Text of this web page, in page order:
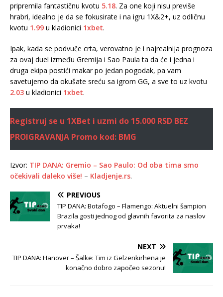
pripremila fantastičnu kvotu 5.18. Za one koji nisu previše
hrabri, idealno je da se fokusirate i na igru 1X&2+, uz odličnu
kvotu 1.99 u kladionici 1xbet.
Ipak, kada se podvuče crta, verovatno je i najrealnija prognoza
za ovaj duel između Gremija i Sao Paula ta da će i jedna i
druga ekipa postići makar po jedan pogodak, pa vam
savetujemo da okušate sreću sa igrom GG, a sve to uz kvotu
2.03 u kladionici 1xbet.
Registruj se u 1XBet i uzmi do 15.000 RSD BEZ
PROIGRAVANJA Promo kod: BMG
Izvor: TIP DANA: Gremio – Sao Paulo: Od oba tima smo
očekivali daleko više! – Kladjenje.rs.
PREVIOUS
TIP DANA: Botafogo – Flamengo: Aktuelni šampion
Brazila gosti jednog od glavnih favorita za naslov
prvaka!
NEXT
TIP DANA: Hanover – Šalke: Tim iz Gelzenkirhena je
konačno dobro započeo sezonu!